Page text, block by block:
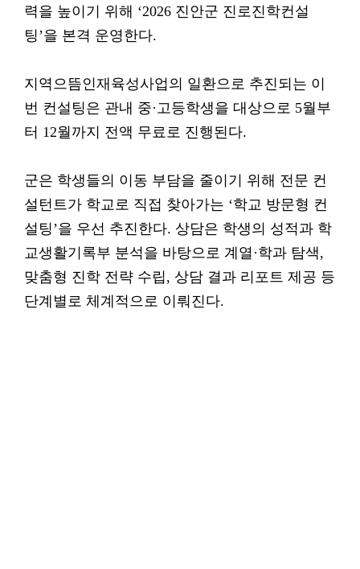
력을 높이기 위해 ‘2026 진안군 진로진학컨설
팅’을 본격 운영한다.
지역으뜸인재육성사업의 일환으로 추진되는 이
번 컨설팅은 관내 중·고등학생을 대상으로 5월부
터 12월까지 전액 무료로 진행된다.
군은 학생들의 이동 부담을 줄이기 위해 전문 컨
설턴트가 학교로 직접 찾아가는 ‘학교 방문형 컨
설팅’을 우선 추진한다. 상담은 학생의 성적과 학
교생활기록부 분석을 바탕으로 계열·학과 탐색,
맞춤형 진학 전략 수립, 상담 결과 리포트 제공 등
단계별로 체계적으로 이뤄진다.